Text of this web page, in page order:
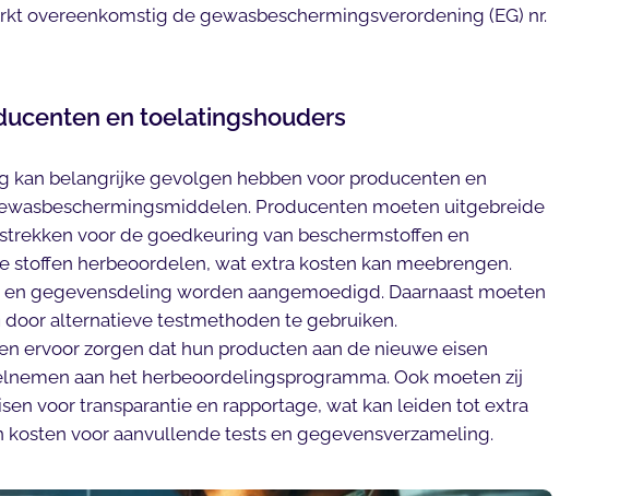
overeenkomstig de gewasbeschermingsverordening (EG) nr.
en toelatingshouders
kan belangrijke gevolgen hebben voor producenten en
Producenten moeten uitgebreide
voor de goedkeuring van beschermstoffen en
stoffen herbeoordelen, wat extra kosten kan meebrengen.
gegevensdeling worden aangemoedigd. Daarnaast moeten
alternatieve testmethoden te gebruiken.
ervoor zorgen dat hun producten aan de nieuwe eisen
aan het herbeoordelingsprogramma. Ook moeten zij
voor transparantie en rapportage, wat kan leiden tot extra
voor aanvullende tests en gegevensverzameling.